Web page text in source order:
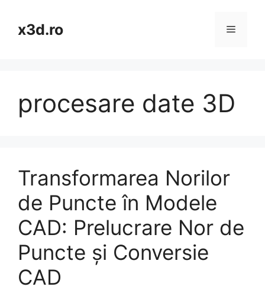
contentx3d.ro Menu
procesare date 3D
Transformarea Norilor
de Puncte în Modele
CAD: Prelucrare Nor de
Puncte și Conversie
CAD